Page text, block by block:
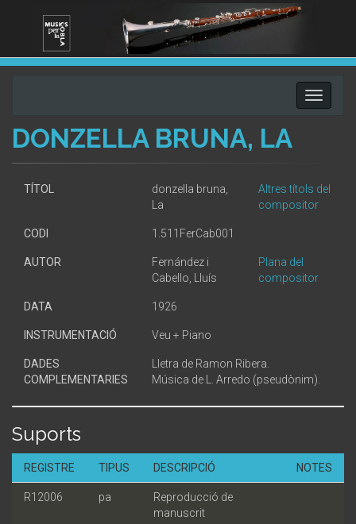
Toggle
DONZELLA BRUNA, LA
TÍTOL
donzella bruna,
La
Altres títols del
compositor
CODI 1.511FerCab001
AUTOR
Fernández i
Cabello, Lluís
Plana del
compositor
DATA 1926
INSTRUMENTACIÓ Veu + Piano
DADES
COMPLEMENTARIES
Lletra de Ramon Ribera.
Música de L. Arredo (pseudònim).
Suports
REGISTRE TIPUS DESCRIPCIÓ NOTES
R12006 pa
Reproducció de
manuscrit